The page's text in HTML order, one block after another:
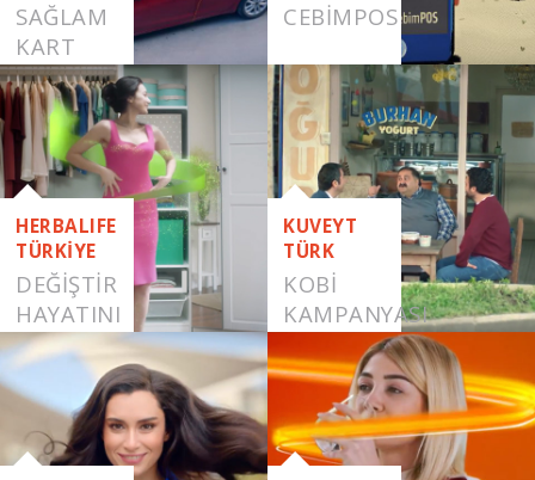
SAĞLAM
KART
CEBIMPOS
HERBALIFE
TÜRKİYE
DEĞİŞTİR
HAYATINI
KUVEYT
TÜRK
KOBİ
KAMPANYASI